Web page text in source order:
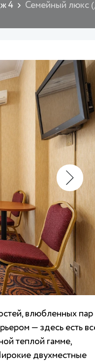
4 Семейный люкс
влюбленных пар
— здесь есть
теплой гамме,
двухместные